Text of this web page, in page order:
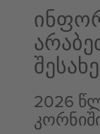
2026